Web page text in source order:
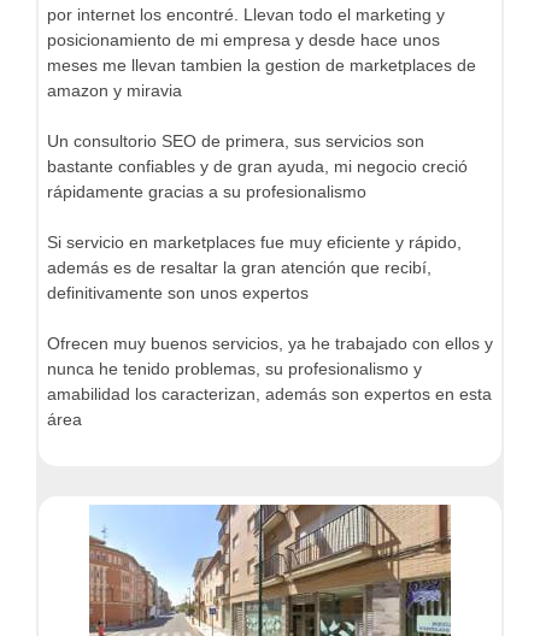
por internet los encontré. Llevan todo el marketing y
posicionamiento de mi empresa y desde hace unos
meses me llevan tambien la gestion de marketplaces de
amazon y miravia
Un consultorio SEO de primera, sus servicios son
bastante confiables y de gran ayuda, mi negocio creció
rápidamente gracias a su profesionalismo
Si servicio en marketplaces fue muy eficiente y rápido,
además es de resaltar la gran atención que recibí,
definitivamente son unos expertos
Ofrecen muy buenos servicios, ya he trabajado con ellos y
nunca he tenido problemas, su profesionalismo y
amabilidad los caracterizan, además son expertos en esta
área